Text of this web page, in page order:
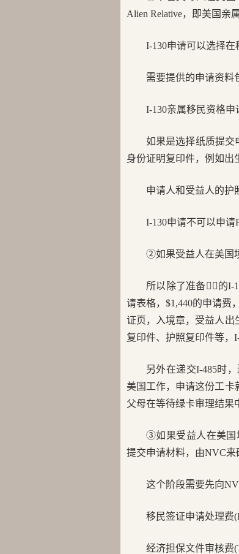
Alien Relative，即美国亲
I-130申请可以选择在
需要提供的申请资料
I-130亲属移民资格申
如果是选择纸质提交
身份证明复印件，例如出
申请人和受益人的护
I-130申请不可以申请
②如果受益人在美国
所以除了准备👆🏻的
请表格，$1,440的申请费
证页，入境章，受益人出
复印件、护照复印件等，
另外在递交I-485时
美国工作，申请这份工卡
父母在等待绿卡审理结果
③如果受益人在美国
提交申请材料，由NVC来
这个阶段需要先向
移民签证申请处理费
经济担保文件审核费